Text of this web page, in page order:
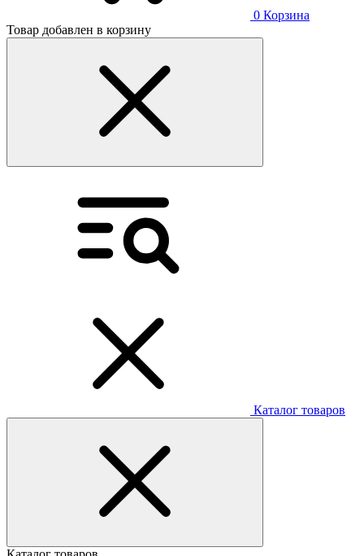
0 Корзина
Товар добавлен в корзину
Каталог товаров